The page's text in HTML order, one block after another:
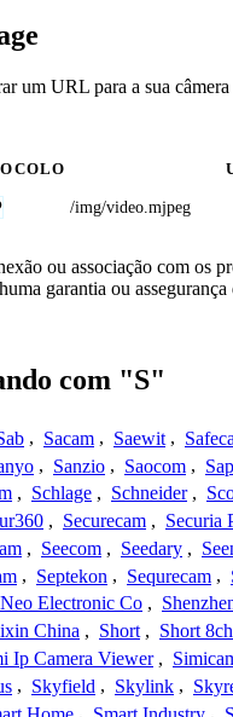
um URL para a sua câmera
/img/video.mjpeg
ou associação com os
garantia ou
com "S"
, Sacam , Saewit ,
, Sanzio , Saocom ,
, Schlage , Schneider ,
, Securecam , Securia
, Seecom , Seedary ,
, Septekon , Sequrecam ,
Electronic Co ,
China , Short , Short
Ip Camera Viewer ,
, Skyfield , Skylink ,